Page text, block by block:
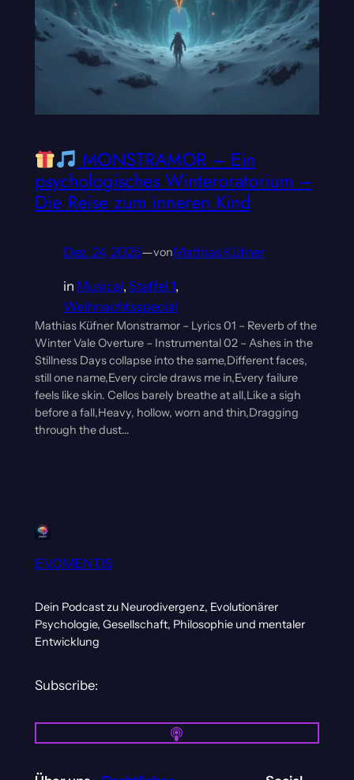
MONSTRAMOR – Ein
psychologisches Winteroratorium –
Die Reise zum inneren Kind
Dez. 24, 2025—vonMathias Küfner
in Musical, Staffel 1
Weihnachtsspecial
Mathias Küfner Monstramor – Lyrics 01 – Reverb of the
Winter Vale Overture – Instrumental 02 – Ashes in the
Stillness Days collapse into the same,Different faces,
still one name,Every circle draws me in,Every failure
feels like skin. Cellos barely breathe at all,Like a sigh
before a fall,Heavy, hollow, worn and thin,Dragging
through the dust…
EVOMENTIS
Dein Podcast zu Neurodivergenz, Evolutionärer
Psychologie, Gesellschaft, Philosophie und mentaler
Entwicklung
Subscribe: